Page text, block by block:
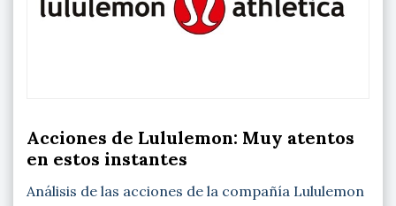
Acciones de Lululemon: Muy atentos
en estos instantes
Análisis de las acciones de la compañía Lululemon